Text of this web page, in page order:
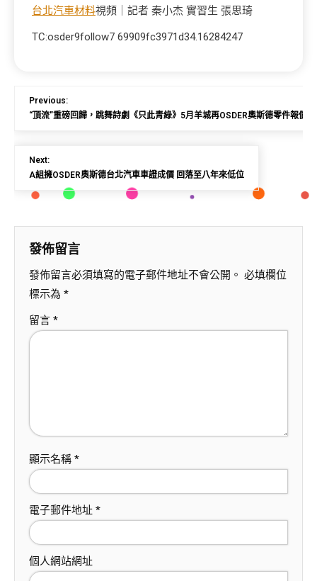
台北汽車材料視頻｜記者 秦小杰 實習生 張思琦
TC:osder9follow7 69909fc3971d34.16284247
Previous:
“頂流”重磅回歸，跳舞詩劇《只此青綠》5月羊城再OSDER奧斯德零件報價
Next:
A組擁OSDER奧斯德台北汽車車證成價 回落至八年來低位
發佈留言
發佈留言必須填寫的電子郵件地址不會公開。 必填欄位
標示為 *
留言 *
顯示名稱 *
電子郵件地址 *
個人網站網址